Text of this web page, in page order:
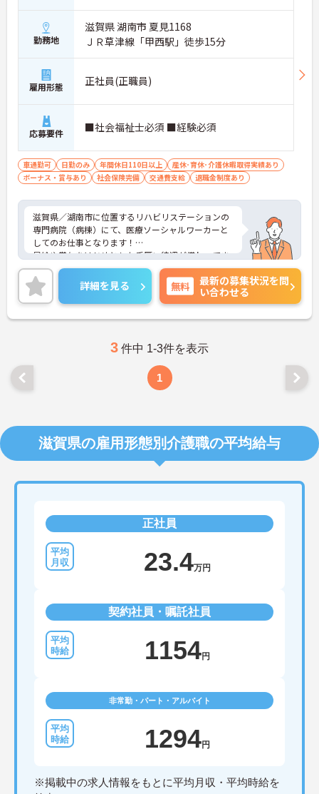
勤務地
滋賀県 湖南市 夏見1168
ＪＲ草津線「甲西駅」徒歩15分
雇用形態 正社員(正職員)
応募要件 ■社会福祉士必須 ■経験必須
車通勤可 日勤のみ 年間休日110日以上
産休･育休･介護休暇取得実績あり
ボーナス・賞与あり
社会保険完備 交通費支給 退職金制度あり
滋賀県／湖南市に位置するリハビリステーションの
専門病院（病棟）にて、医療ソーシャルワーカーと
してのお仕事となります！
昇給や賞与をはじめとした手厚い待遇が備わってま
す！休暇制度も充実しており、ご自身の環境に合わ
せて働くことができます！
ご興味ある方は面接ポイントをお伝えしますので、
お気軽にお問い合わせください♪
詳細を見る 無料
最新の募集状況を問
い合わせる
3 件中 1-3件を表示
1
滋賀県の雇用形態別介護職の平均給与
正社員
23.4万円
契約社員・嘱託社員
1154円
非常勤・パート・アルバイト
1294円
※掲載中の求人情報をもとに平均月収・平均時給を